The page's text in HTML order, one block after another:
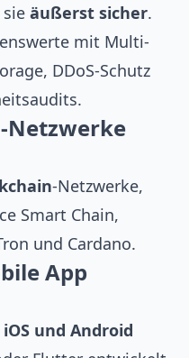
äußerst sicher.
mit Multi-
DDoS-Schutz
Netzwerke
-Netzwerke,
Smart Chain,
und Cardano.
App
iOS und Android